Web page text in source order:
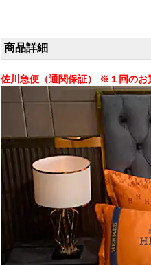
商品詳細
佐川急便（通関保証） ※１回のお